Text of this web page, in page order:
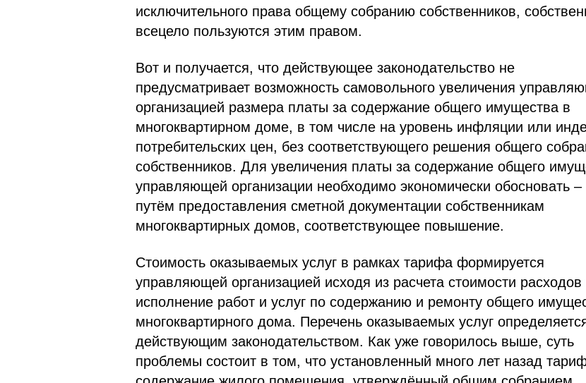
исключительного права общему собранию собственников,
всецело пользуются этим правом.
Вот и получается, что действующее законодательство не
предусматривает возможность самовольного увеличения
организацией размера платы за содержание общего имущества в
многоквартирном доме, в том числе на уровень инфляции или
потребительских цен, без соответствующего решения общего
собственников. Для увеличения платы за содержание общего
управляющей организации необходимо экономически обосновать –
путём предоставления сметной документации собственникам
многоквартирных домов, соответствующее повышение.
Стоимость оказываемых услуг в рамках тарифа формируется
управляющей организацией исходя из расчета стоимости расходов
исполнение работ и услуг по содержанию и ремонту общего
многоквартирного дома. Перечень оказываемых услуг
действующим законодательством. Как уже говорилось выше, суть
проблемы состоит в том, что установленный много лет назад